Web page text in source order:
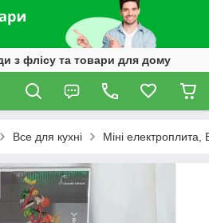
з флісу та товари для дому
Все для кухні Міні